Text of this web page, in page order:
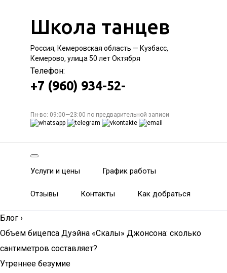
Школа танцев
Россия, Кемеровская область — Кузбасс,
Кемерово, улица 50 лет Октября
Телефон:
+7 (960) 934-52-
Пн-вс: 09:00—23:00 по предварительной записи
Услуги и цены График работы
Отзывы Контакты Как добраться
Блог ›
Объем бицепса Дуэйна «Скалы» Джонсона: сколько
сантиметров составляет?
Утреннее безумие